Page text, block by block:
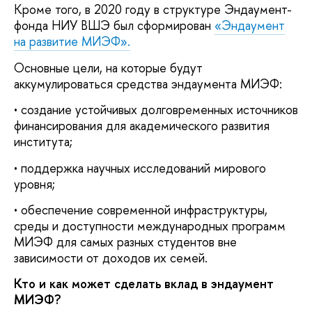
Кроме того, в 2020 году в структуре Эндаумент-
фонда НИУ ВШЭ был сформирован «Эндаумент
на развитие МИЭФ».
Основные цели, на которые будут
аккумулироваться средства эндаумента МИЭФ:
• создание устойчивых долговременных источников
финансирования для академического развития
института;
• поддержка научных исследований мирового
уровня;
• обеспечение современной инфраструктуры,
среды и доступности международных программ
МИЭФ для самых разных студентов вне
зависимости от доходов их семей.
Кто и как может сделать вклад в эндаумент
МИЭФ?